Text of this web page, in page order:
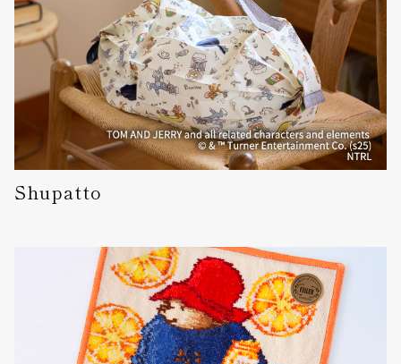
Shupatto